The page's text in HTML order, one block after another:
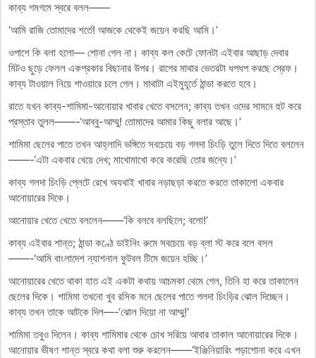
কাব্য গমগমে স্বরে বলল——
‘আমি রাজি তোমাদের শর্তে! আজকে থেকেই জয়েন করছি আমি।’
ওপাশে কি বলা হলো— শোনা গেল না। কাব্য কল কেটে ফোনটা এইবার আছাড় দেবার
মিটও ছুড়ে ফেলল একপ্রকার বিছানার উপর। রাগের মাথার ভেতরটা ধপধপ করছে স্রেফ।
কাব্য টাওয়াল নিয়ে শাওয়ারে চলে গেল। মাথাটা এইমুহূর্তে ঠান্ডা করতে হবে।
রাতে যখন কাব্য-শামিমা-আনোয়ার খাবার খেতে বসলেন; কাব্য তখন ওদের সামনে হুট করে
প্রস্তাব তুলল——-‘আব্বু-আম্মু! তোমাদের আমার কিছু বলার আছে।’
শামিমা ছেলের পাতে তখন আহ্লাদি ভঙ্গিতে সবচেয়ে বড় গলদা চিংড়ি তুলে দিতে দিতে বললেন
——-‘এটা একবার খেয়ে দেখ; মাখোমাখো করে করেছি তোর জন্যে।’
কাব্য গলদা চিংড়ি প্লেটে রেখে অযথাই খাবার নড়াছড়া করতে করতে তাকালো একবার
আনোয়ারের দিকে।
আনোয়ার খেতে খেতে বললেন——‘কি বলবে বলছিলে; বলো!’
কাব্য এইবার শান্ত; ঠান্ডা কণ্ঠে ডাইনিং রুমে সবচেয়ে বড় ব্লা স্ট করে বলে বসল
——-‘আমি বাংলাদেশ ন্যাশনাল ফুটবল টিমে জয়েন হচ্ছি।’
আনোয়ারের খেতে থাকা হাত এই একটা কথায় আচমকা থেমে গেল, তিনি হা করে তাকালেন
ছেলের দিকে। শামিমা তখনো খুব রসিক মনে ছেলের পাতে গলদা চিংড়ির ঝোল দিচ্ছেন।
কাব্য তখন তাকে আটকে দিল—-‘ঝোল দিয়ো না আম্মু!’
শামিমা তবুও দিলেন। কাব্য শামিমার থেকে চোখ সরিয়ে আবার তাকাল আনোয়ারের দিকে।
আনোয়ার ভীষণ শান্ত স্বরে কথা বলা শুরু করলেন——‘ইঞ্জিনিয়ারিং পড়াশোনা করে এখন